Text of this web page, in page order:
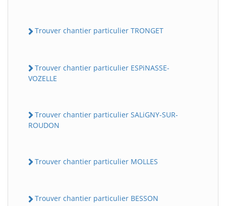
Trouver chantier particulier TRONGET
Trouver chantier particulier ESPiNASSE-
VOZELLE
Trouver chantier particulier SALiGNY-SUR-
ROUDON
Trouver chantier particulier MOLLES
Trouver chantier particulier BESSON